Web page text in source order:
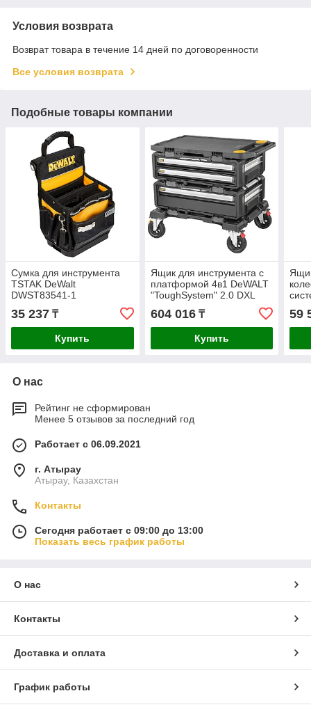
Условия возврата
Возврат товара в течение 14 дней по договоренности
Все условия возврата
Подобные товары компании
Сумка для инструмента
TSTAK DeWalt
DWST83541-1
35 237 ₸
Купить
Ящик для инструмента с
платформой 4в1 DeWALT
"ToughSystem" 2.0 DXL
DWST60520-1
604 016₸
Купить
59
О нас
Рейтинг не сформирован
Менее 5 отзывов за последний год
Работает с 06.09.2021
г. Атырау
Атырау, Казахстан
Контакты
Сегодня работает с 09:00 до 13:00
Показать весь график работы
О нас
Контакты
Доставка и оплата
График работы